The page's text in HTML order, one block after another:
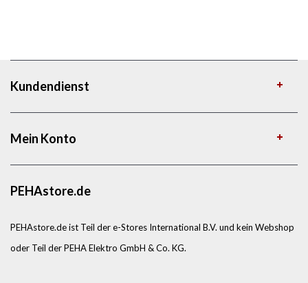
Kundendienst
Mein Konto
PEHAstore.de
PEHAstore.de ist Teil der e-Stores International B.V. und kein Webshop
oder Teil der PEHA Elektro GmbH & Co. KG.